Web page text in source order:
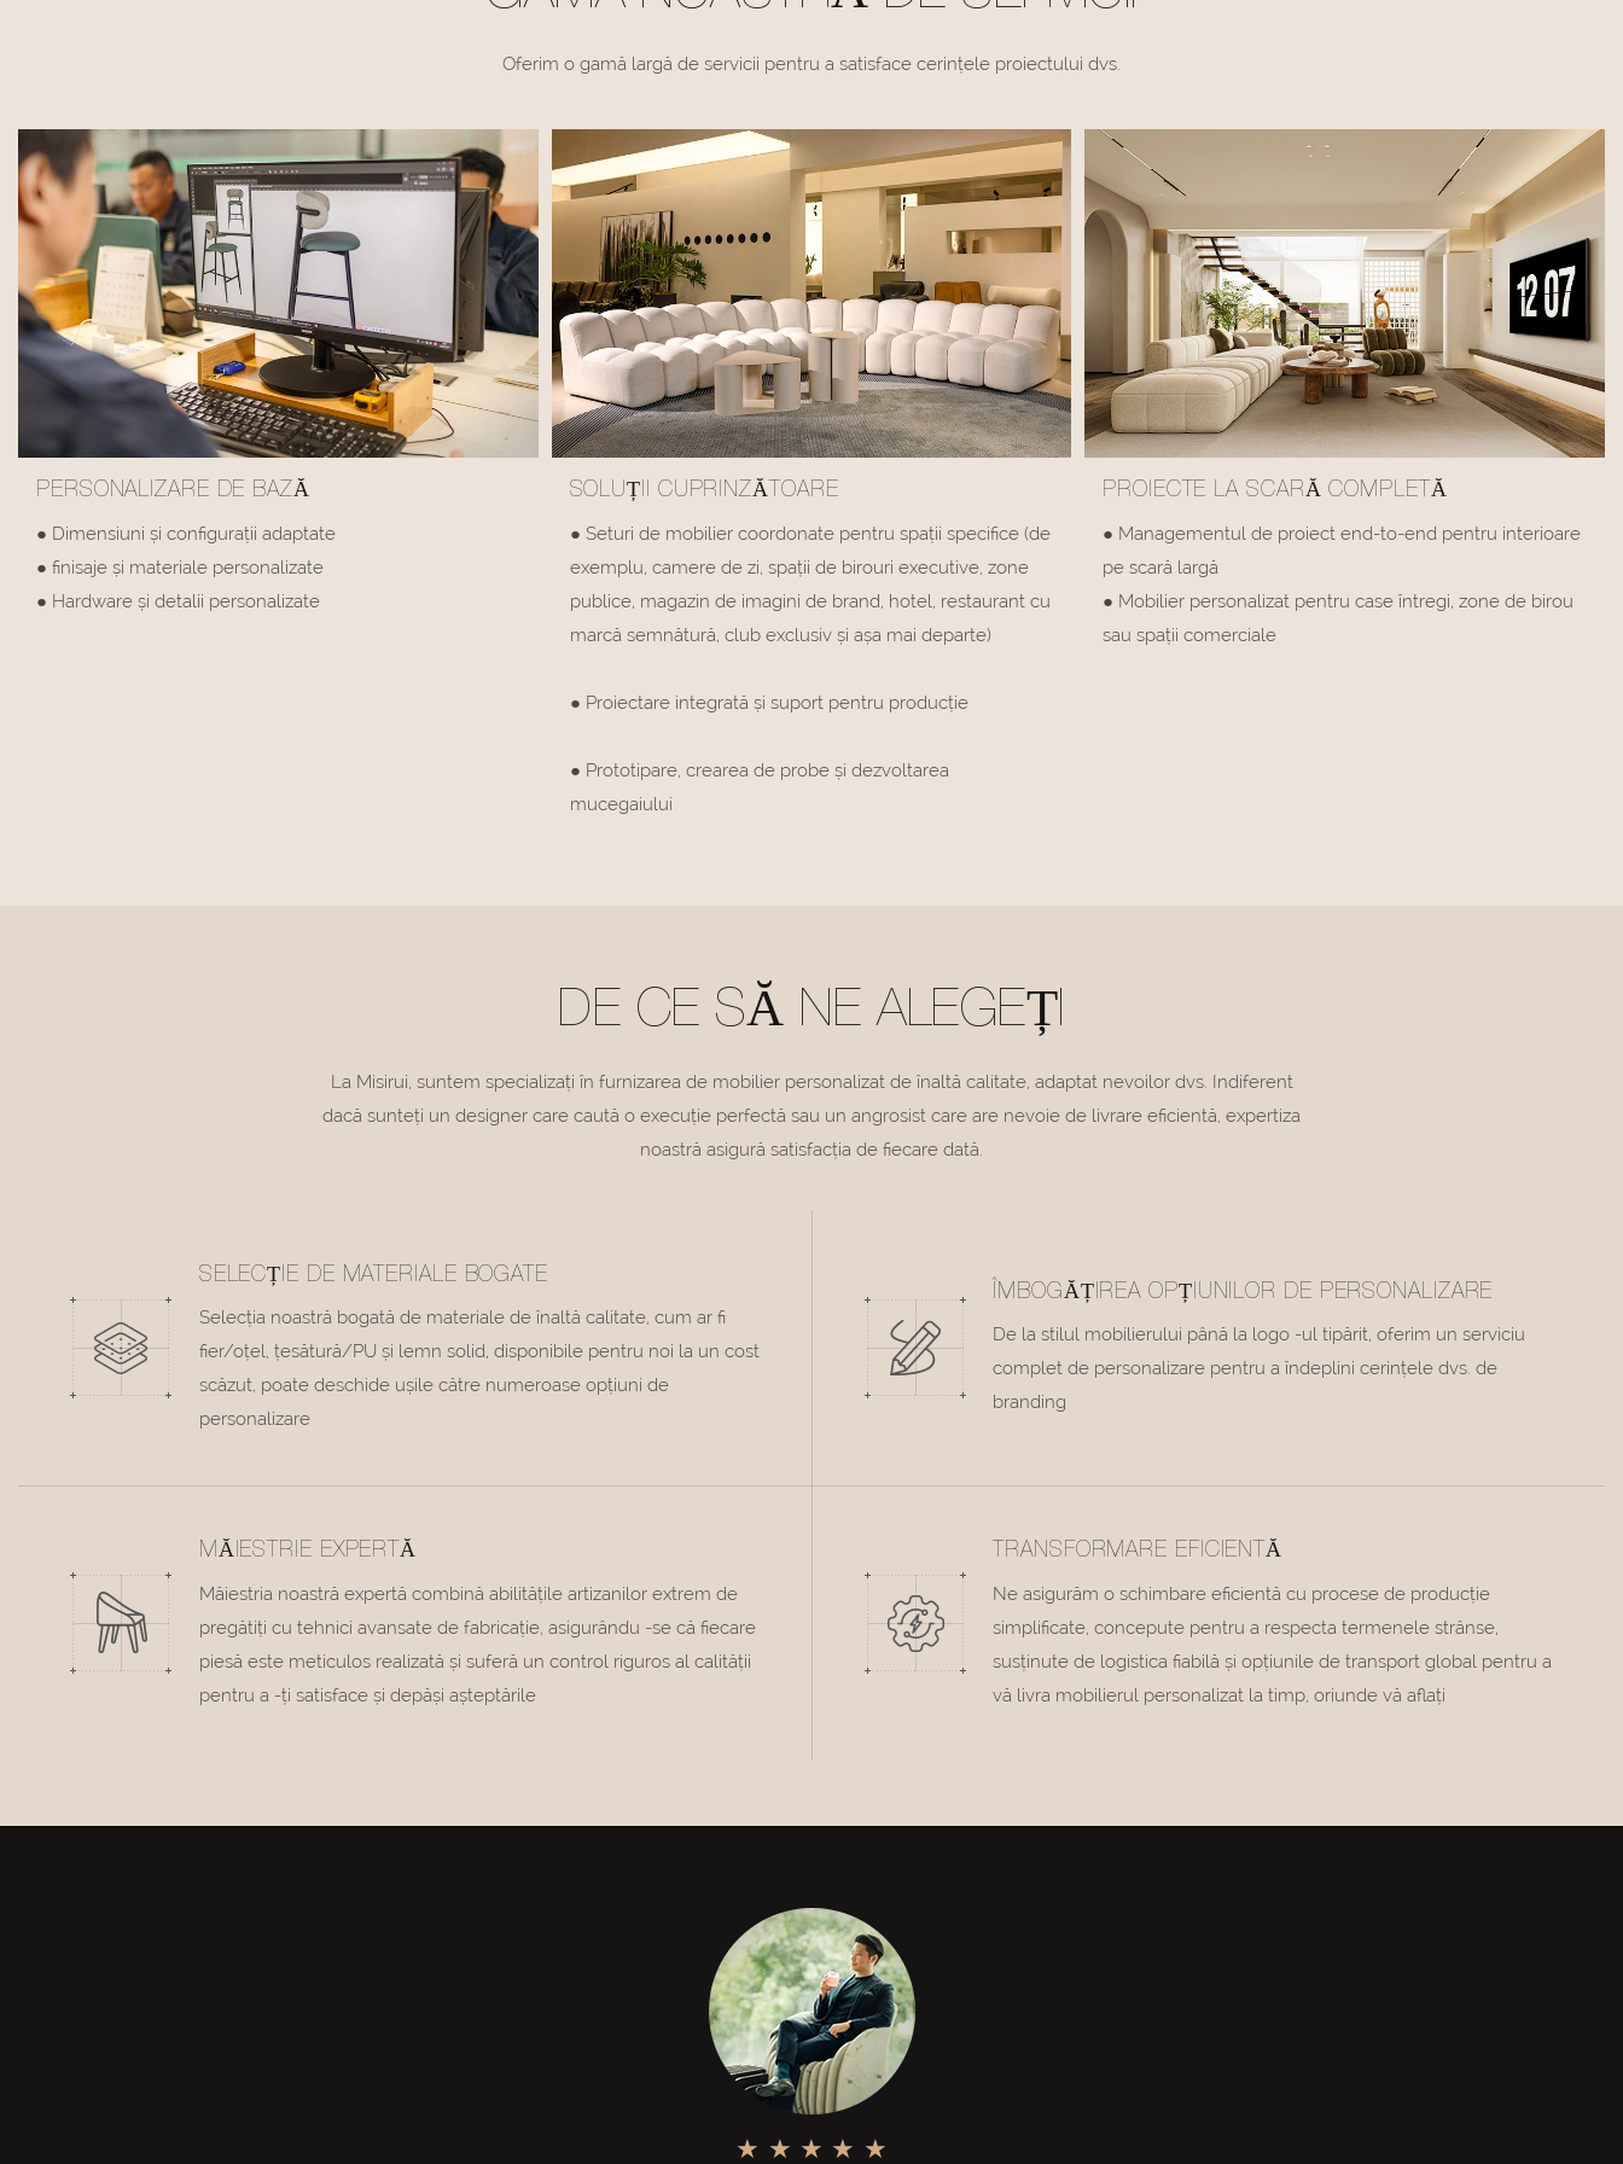
Oferim o gamă largă de servicii pentru a satisface cerințele proiectului dvs.
PERSONALIZARE DE BAZĂ
● Dimensiuni și configurații adaptate
● finisaje și materiale personalizate
● Hardware și detalii personalizate
SOLUȚII CUPRINZĂTOARE
● Seturi de mobilier coordonate pentru spații specifice (de
exemplu, camere de zi, spații de birouri executive, zone
publice, magazin de imagini de brand, hotel, restaurant cu
marcă semnătură, club exclusiv și așa mai departe)
● Proiectare integrată și suport pentru producție
● Prototipare, crearea de probe și dezvoltarea
mucegaiului
PROIECTE LA SCARĂ COMPLETĂ
● Managementul de proiect end-to-end pentru interioare
pe scară largă
● Mobilier personalizat pentru case întregi, zone de birou
sau spații comerciale
DE CE SĂ NE ALEGEȚI
La Misirui, suntem specializați în furnizarea de mobilier personalizat de înaltă calitate, adaptat nevoilor dvs. Indiferent
dacă sunteți un designer care caută o execuție perfectă sau un angrosist care are nevoie de livrare eficientă, expertiza
noastră asigură satisfacția de fiecare dată.
SELECȚIE DE MATERIALE BOGATE
Selecția noastră bogată de materiale de înaltă calitate, cum ar fi
fier/oțel, țesătură/PU și lemn solid, disponibile pentru noi la un cost
scăzut, poate deschide ușile către numeroase opțiuni de
personalizare
ÎMBOGĂȚIREA OPȚIUNILOR DE PERSONALIZARE
De la stilul mobilierului până la logo -ul tipărit, oferim un serviciu
complet de personalizare pentru a îndeplini cerințele dvs. de
branding
MĂIESTRIE EXPERTĂ
Măiestria noastră expertă combină abilitățile artizanilor extrem de
pregătiți cu tehnici avansate de fabricație, asigurându -se că fiecare
piesă este meticulos realizată și suferă un control riguros al calității
pentru a -ți satisface și depăși așteptările
TRANSFORMARE EFICIENTĂ
Ne asigurăm o schimbare eficientă cu procese de producție
simplificate, concepute pentru a respecta termenele strânse,
susținute de logistica fiabilă și opțiunile de transport global pentru a
vă livra mobilierul personalizat la timp, oriunde vă aflați
★ ★ ★ ★ ★